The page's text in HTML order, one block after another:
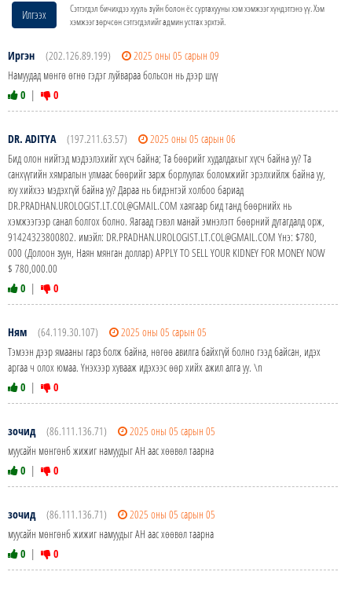
Илгээх
Сэтгэгдэл бичихдээ хууль зүйн болон ёс суртахууны хэм хэмжээг хүндэтгэнэ үү. Хэм
хэмжээг зөрчсөн сэтгэгдэлийг админ устгах эрхтэй.
Иргэн (202.126.89.199)
2025 оны 05 сарын 09
Намуудад мөнгө өгнө гэдэг луйвараа больсон нь дээр шүү
0 | 0
DR. ADITYA (197.211.63.57)
2025 оны 05 сарын 06
Бид олон нийтэд мэдээлэхийг хүсч байна; Та бөөрийг худалдахыг хүсч байна уу? Та
санхүүгийн хямралын улмаас бөөрийг зарж борлуулах боломжийг эрэлхийлж байна уу,
юу хийхээ мэдэхгүй байна уу? Дараа нь бидэнтэй холбоо бариад
DR.PRADHAN.UROLOGIST.LT.COL@GMAIL.COM хаягаар бид танд бөөрнийх нь
хэмжээгээр санал болгох болно. Яагаад гэвэл манай эмнэлэгт бөөрний дутагдалд орж,
91424323800802. имэйл: DR.PRADHAN.UROLOGIST.LT.COL@GMAIL.COM Yнэ: $780,
000 (Долоон зуун, Наян мянган доллар) APPLY TO SELL YOUR KIDNEY FOR MONEY NOW
$ 780,000.00
0 | 0
Ням (64.119.30.107)
2025 оны 05 сарын 05
Тэмээн дээр ямааны гарз болж байна, нөгөө авилга байхгүй болно гээд байсан, идэх
аргаа ч олох юмаа. Үнэхээр хувааж идэхээс өөр хийх ажил алга уу. \n
0 | 0
зочид (86.111.136.71)
2025 оны 05 сарын 05
муусайн мөнгөнб жижиг намуудыг АН аас хөөвөл таарна
0 | 0
зочид (86.111.136.71)
2025 оны 05 сарын 05
муусайн мөнгөнб жижиг намуудыг АН аас хөөвөл таарна
0 | 0